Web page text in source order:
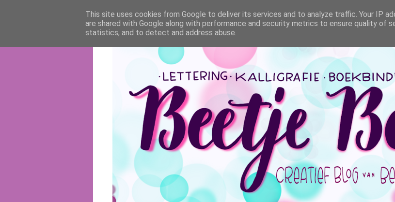
This site uses cookies from Google to deliver its services and to analyze traffic. Your IP
are shared with Google along with performance and security metrics to ensure quality of
statistics, and to detect and address abuse.